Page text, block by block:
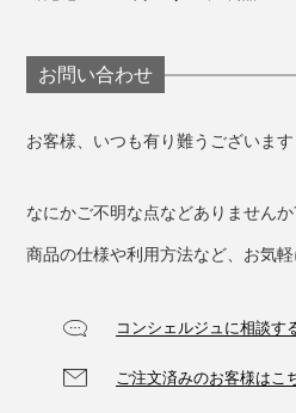
お問い合わせ
お客様、いつも有り難うございます
なにかご不明な点などありませんか
商品の仕様や利用方法など、お気軽
コンシェルジュに相談す
ご注文済みのお客様はこ